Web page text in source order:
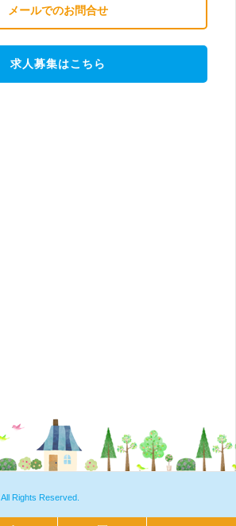
メールでのお問合せ
求人募集はこちら
All Rights Reserved.